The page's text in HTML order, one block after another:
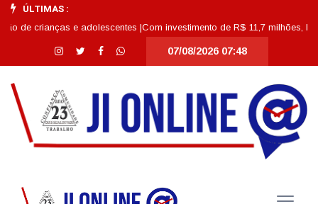
ÚLTIMAS :
e adolescentes |Com investimento de R$ 11,7 milhões, Escola
07/08/2026 07:48